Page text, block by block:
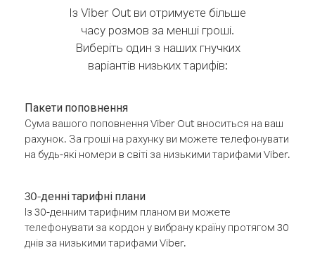
Із Viber Out ви отримуєте більше
часу розмов за менші гроші.
Виберіть один з наших гнучких
варіантів низьких тарифів:
Пакети поповнення
Сума вашого поповнення Viber Out вноситься на ваш
рахунок. За гроші на рахунку ви можете телефонувати
на будь-які номери в світі за низькими тарифами Viber.
30-денні тарифні плани
Із 30-денним тарифним планом ви можете
телефонувати за кордон у вибрану країну протягом 30
днів за низькими тарифами Viber.